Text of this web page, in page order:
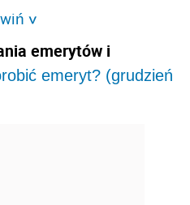
>
emerytów i
emeryt? (grudzień